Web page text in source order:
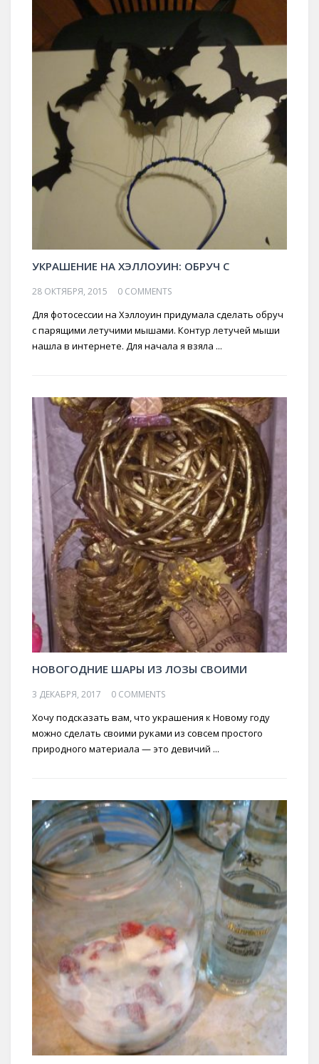
УКРАШЕНИЕ НА ХЭЛЛОУИН: ОБРУЧ С
28 ОКТЯБРЯ, 2015 0 COMMENTS
Для фотосессии на Хэллоуин придумала сделать обруч
с парящими летучими мышами. Контур летучей мыши
нашла в интернете. Для начала я взяла ...
НОВОГОДНИЕ ШАРЫ ИЗ ЛОЗЫ СВОИМИ
3 ДЕКАБРЯ, 2017 0 COMMENTS
Хочу подсказать вам, что украшения к Новому году
можно сделать своими руками из совсем простого
природного материала — это девичий ...